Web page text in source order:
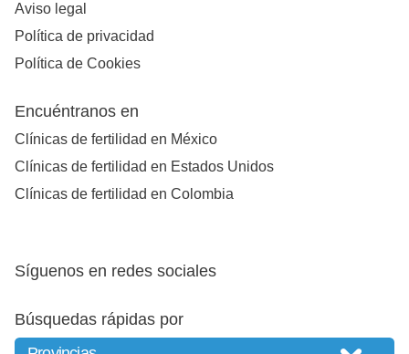
Aviso legal
Política de privacidad
Política de Cookies
Encuéntranos en
Clínicas de fertilidad en México
Clínicas de fertilidad en Estados Unidos
Clínicas de fertilidad en Colombia
Síguenos en redes sociales
Búsquedas rápidas por